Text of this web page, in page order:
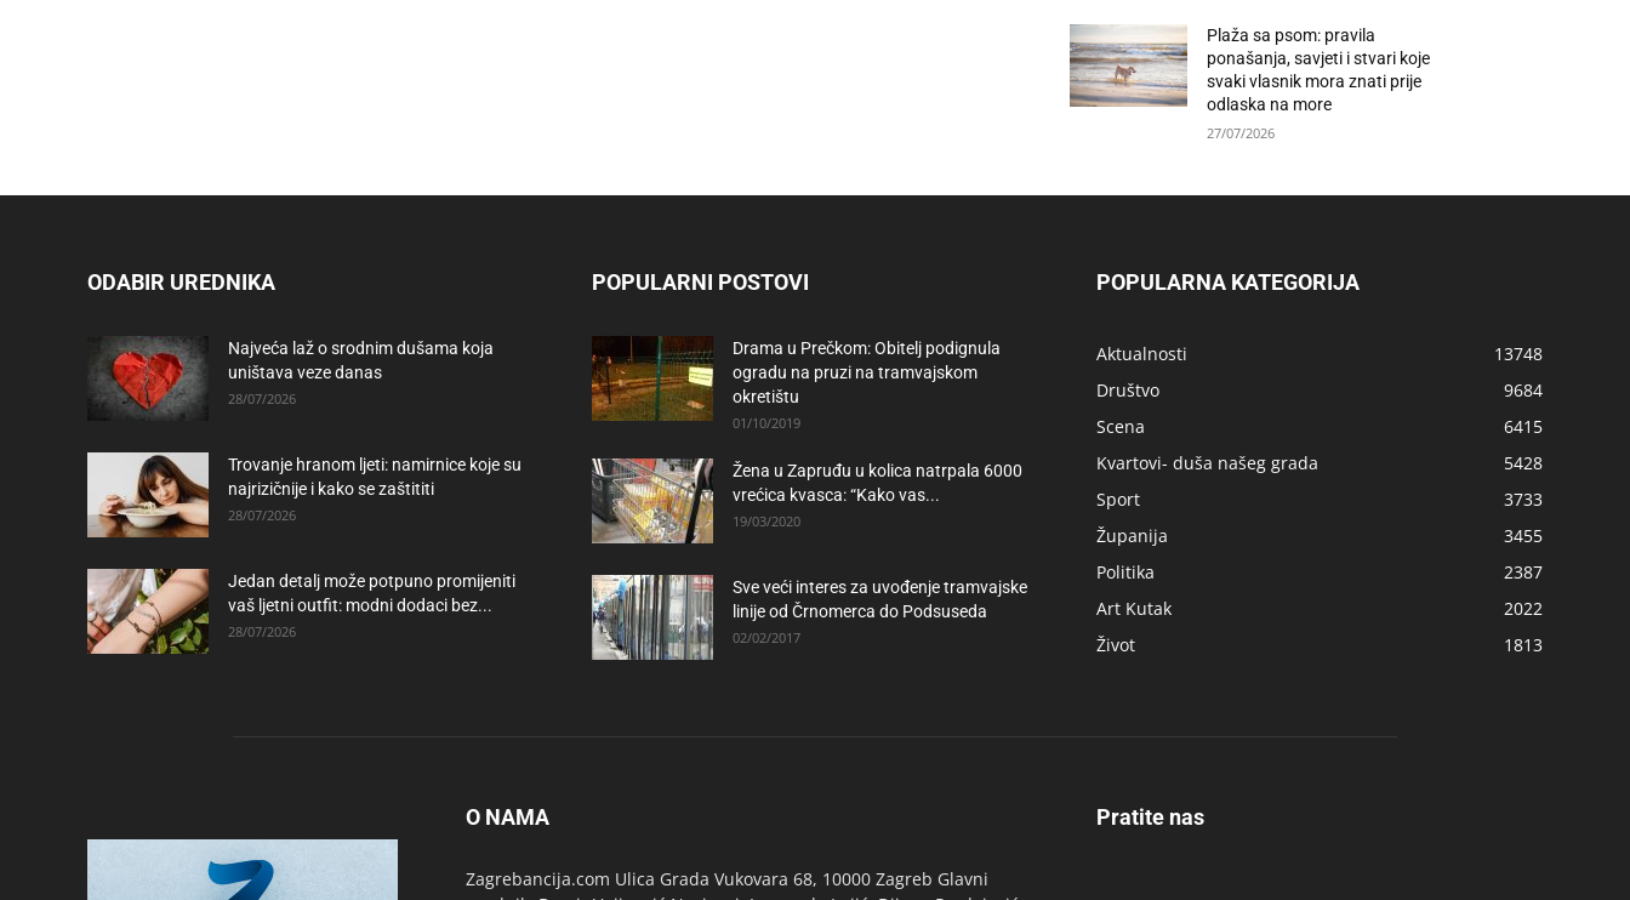
Plaža sa psom: pravila
ponašanja, savjeti i stvari koje
svaki vlasnik mora znati prije
odlaska na more
27/07/2026
ODABIR UREDNIKA
Najveća laž o srodnim dušama koja
uništava veze danas
28/07/2026
Trovanje hranom ljeti: namirnice koje su
najrizičnije i kako se zaštititi
28/07/2026
Jedan detalj može potpuno promijeniti
vaš ljetni outfit: modni dodaci bez...
28/07/2026
POPULARNI POSTOVI
Drama u Prečkom: Obitelj podignula
ogradu na pruzi na tramvajskom
okretištu
01/10/2019
Žena u Zapruđu u kolica natrpala 6000
vrećica kvasca: “Kako vas...
19/03/2020
Sve veći interes za uvođenje tramvajske
linije od Črnomerca do Podsuseda
02/02/2017
POPULARNA KATEGORIJA
Aktualnosti
13748
Društvo
9684
Scena
6415
Kvartovi- duša našeg grada
5428
Sport
3733
Županija
3455
Politika
2387
Art Kutak
2022
Život
1813
O NAMA
Zagrebancija.com Ulica Grada Vukovara 68, 10000 Zagreb Glavni
Pratite nas